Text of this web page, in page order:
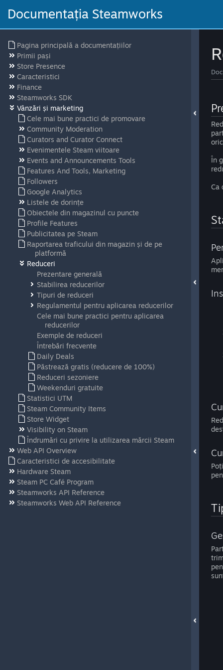
Documentația Steamworks
Pagina principală a documentațiilor
Primii pași
Store Presence
Caracteristici
Finance
Steamworks SDK
Vânzări și marketing
Cele mai bune practici de promovare
Community Moderation
Curators and Curator Connect
Evenimentele Steam viitoare
Events and Announcements Tools
Features And Tools, Marketing
Followers
Google Analytics
Listele de dorințe
Obiectele din magazinul cu puncte
Profile Features
Publicitatea pe Steam
Raportarea traficului din magazin și de pe
platformă
Reduceri
Prezentare generală
Stabilirea reducerilor
Tipuri de reduceri
Regulamentul pentru aplicarea reducerilor
Cele mai bune practici pentru aplicarea
reducerilor
Exemple de reduceri
Întrebări frecvente
Daily Deals
Păstrează gratis (reducere de 100%)
Reduceri sezoniere
Weekenduri gratuite
Statistici UTM
Steam Community Items
Store Widget
Visibility on Steam
Îndrumări cu privire la utilizarea mărcii Steam
Web API Overview
Caracteristici de accesibilitate
Hardware Steam
Steam PC Café Program
Steamworks API Reference
Steamworks Web API Reference
În
Ca